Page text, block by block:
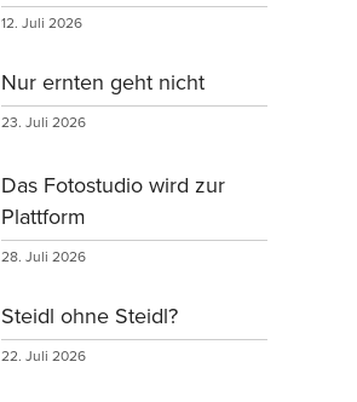
12. Juli 2026
Nur ernten geht nicht
23. Juli 2026
Das Fotostudio wird zur
Plattform
28. Juli 2026
Steidl ohne Steidl?
22. Juli 2026